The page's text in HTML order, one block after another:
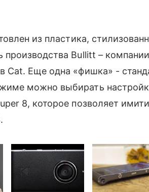
из пластика,
производства Bullitt –
Cat. Еще одна «фишка» -
можно выбирать
8, которое позволяет